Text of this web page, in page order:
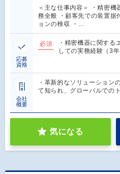
＜主な仕事内容＞ ・精密
務全般 ・顧客先での装置据
ョンの検収 ・…
応募
資格
必須
・精密機器に関する
しての実務経験（3
会社
概要
・革新的なソリューション
て知られ、グローバルでの
気になる